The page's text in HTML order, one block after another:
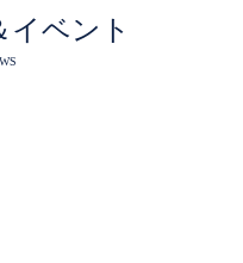
イベント